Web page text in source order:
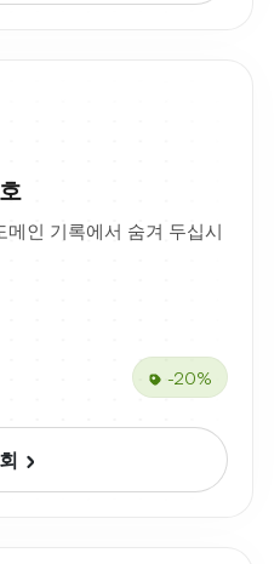
인 기록에서 숨겨 두십시
-20%